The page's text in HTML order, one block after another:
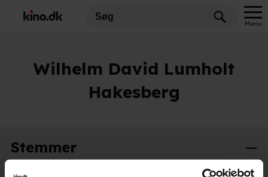
Menu
Wilhelm David Lumholt
Hakesberg
Stemmer
Skolen med magiske dyr - Venner for altid 2025